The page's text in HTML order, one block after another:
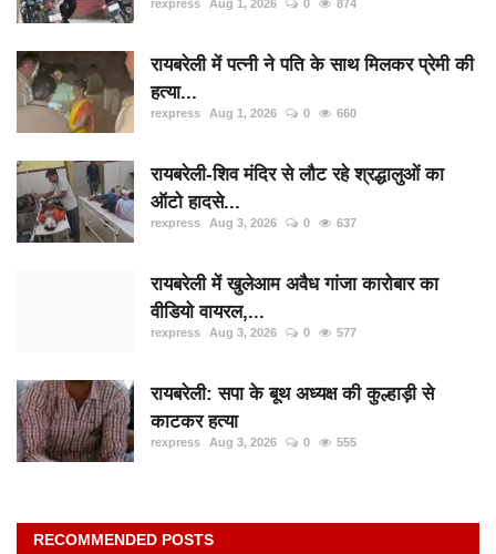
rexpress Aug 1, 2026 0 874
रायबरेली में पत्नी ने पति के साथ मिलकर प्रेमी की
हत्या...
rexpress Aug 1, 2026 0 660
रायबरेली-शिव मंदिर से लौट रहे श्रद्धालुओं का
ऑटो हादसे...
rexpress Aug 3, 2026 0 637
रायबरेली में खुलेआम अवैध गांजा कारोबार का
वीडियो वायरल,...
rexpress Aug 3, 2026 0 577
रायबरेली: सपा के बूथ अध्यक्ष की कुल्हाड़ी से
काटकर हत्या
rexpress Aug 3, 2026 0 555
RECOMMENDED POSTS